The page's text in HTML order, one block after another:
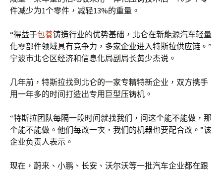
件减少为1个零件，减轻13%的重量。
“得益于包養铸造行业的优势基础，北仑在新能源汽车轻量
化零部件领域具有竞争力，多家企业进入特斯拉供应链。”
宁波市北仑区经济和信息化局副局长黄少杰说。
几年前，特斯拉找到北仑的一家专精特新企业，双方携手
用一年多的时间打造出专用巨型压铸机。
“特斯拉团队每隔一段时间就找我们，问这个能不能做，那
个能不能做。他们每改一次，我们的机器也要配合改。”该
企业负责人表示。
现在，蔚来、小鹏、长安、沃尔沃等一批汽车企业都在跟